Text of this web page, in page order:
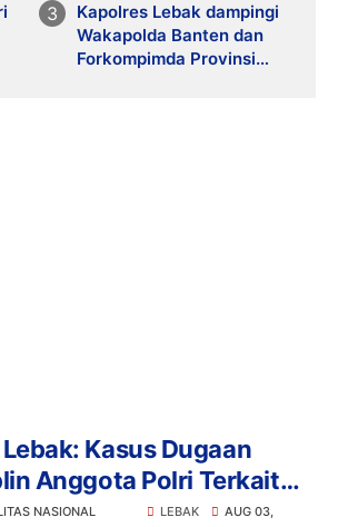
Kapolres Lebak dampingi
Wakapolda Banten dan
Forkompimda Provinsi
Kasus Dugaan
Anggota Polri Terkait
Bid Propam Polda
NASIONAL
LEBAK
AUG 03,